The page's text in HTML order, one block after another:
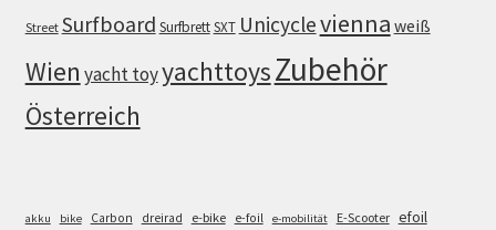
Street Surfboard SurfbrettSXT Unicyclevienna weiß
Wien yacht toyyachttoysZubehör
Österreich
akku bike Carbon dreirad e-bike e-foil e-mobilität E-Scooter efoil